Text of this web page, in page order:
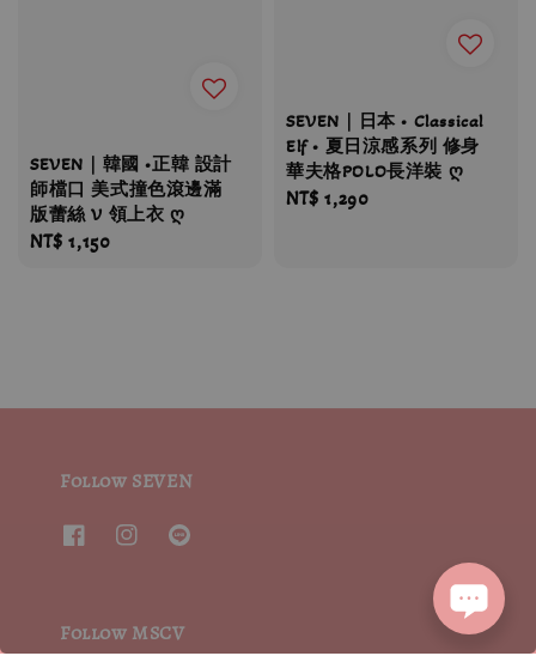
SEVEN｜韓國 •正韓 設計
師檔口 美式撞色滾邊滿
版蕾絲 V 領上衣 ღ
Regular
NT$ 1,150
SEVEN｜日本 • Classical
Elf • 夏日涼感系列 修身
華夫格POLO長洋裝 ღ
Regular
NT$ 1,290
Follow SEVEN
Follow MSCV